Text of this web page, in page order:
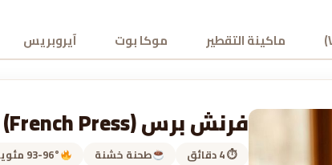
ماكينة التقطير موكا بوت آيروبريس
فرنش برس (French Press)
⏱ 4 دقائق طحنة خشنة 93-96° مئوية